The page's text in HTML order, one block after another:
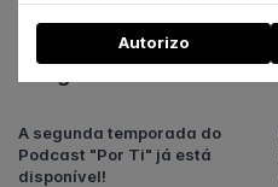
Autorizo
Artigos relacionados
A segunda temporada do
Podcast "Por Ti" já está
disponível!